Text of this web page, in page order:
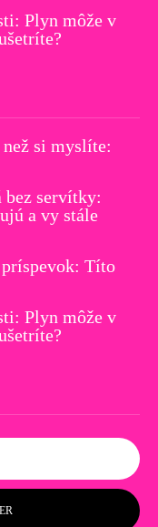
Plyn môže v
si myslíte:
bez servítky:
a vy stále
Títo
Plyn môže v